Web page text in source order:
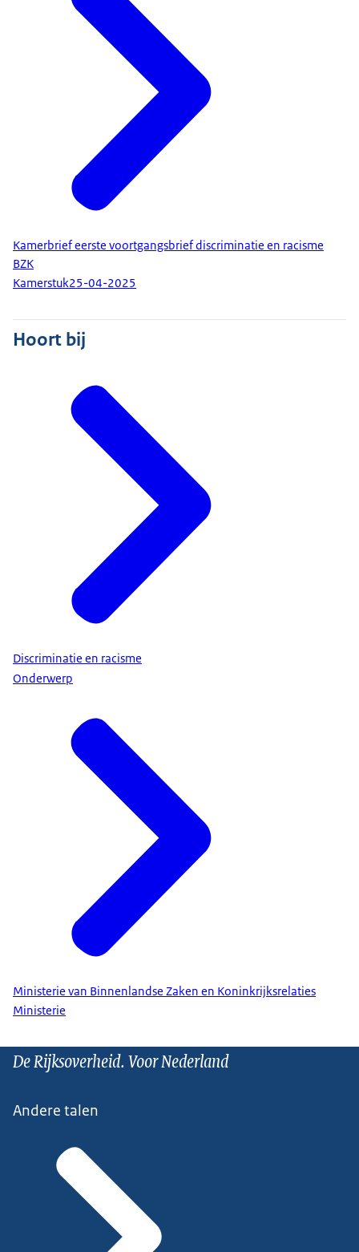
Kamerbrief eerste voortgangsbrief discriminatie en racisme
BZK
Kamerstuk25-04-2025
Hoort bij
Discriminatie en racisme
Onderwerp
Ministerie van Binnenlandse Zaken en Koninkrijksrelaties
Ministerie
De Rijksoverheid. Voor Nederland
Andere talen